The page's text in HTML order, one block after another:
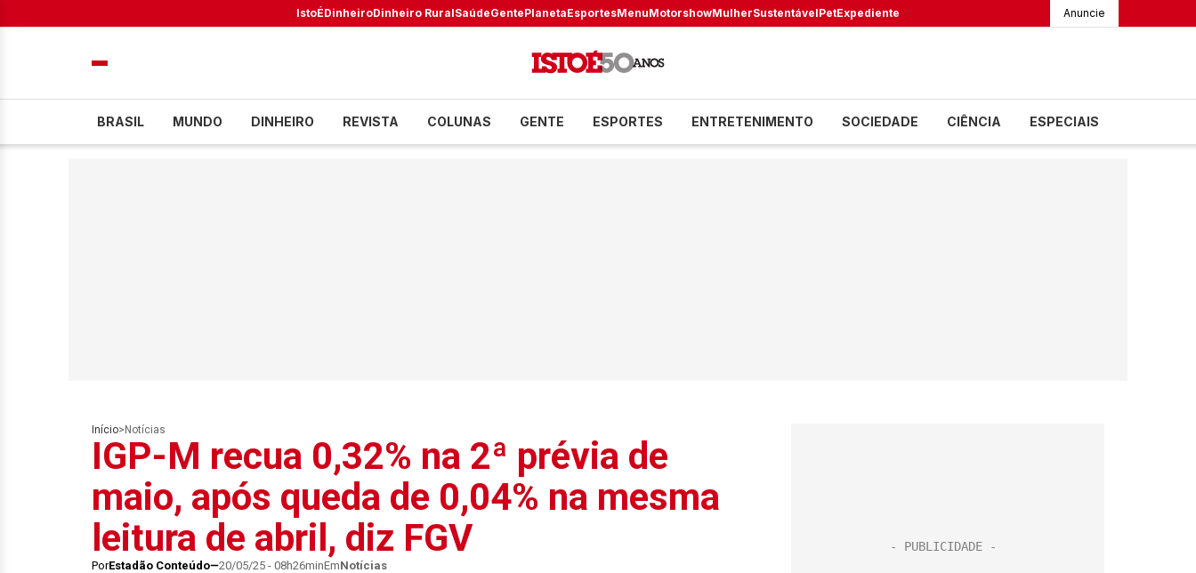
IstoÉDinheiroDinheiro RuralSaúdeGentePlanetaEsportesMenuMotorshowMulherSustentávelPetExpediente Anuncie
BRASIL MUNDO DINHEIRO REVISTA COLUNAS GENTE ESPORTES ENTRETENIMENTO SOCIEDADE CIÊNCIA ESPECIAIS
Início> Notícias
IGP-M recua 0,32% na 2ª prévia de
maio, após queda de 0,04% na mesma
leitura de abril, diz FGV
PorEstadão Conteúdo 20/05/25 - 08h26minEmNotícias